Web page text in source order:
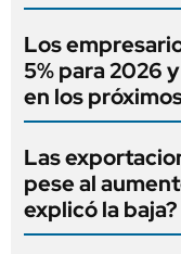
Los
5% para 2026
en los
Las
pese al
explicó la baja?